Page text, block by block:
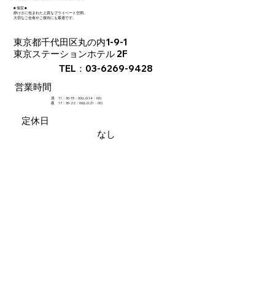
■ 個室 ■
静けさに包まれた上質なプライベート空間。
大切なご会食やご接待にも最適です。
東京都千代田区丸の内1-9-1
東京ステーションホテル 2F
TEL：03-6269-9428
営業時間
昼 11：30-15：00(L.O.14：00)
夜 17：30-22：00(L.O.21：00)
定休日
なし